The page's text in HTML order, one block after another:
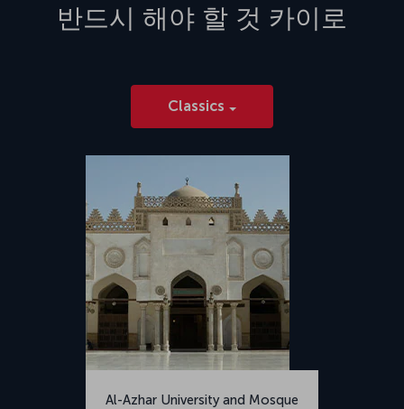
반드시 해야 할 것 카이로
Classics
Al-Azhar University and Mosque